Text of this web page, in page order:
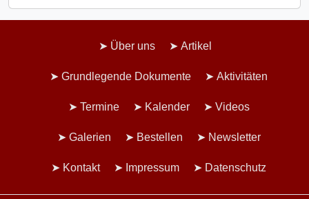
Über uns Artikel
Grundlegende Dokumente Aktivitäten
Termine Kalender Videos
Galerien Bestellen Newsletter
Kontakt Impressum Datenschutz